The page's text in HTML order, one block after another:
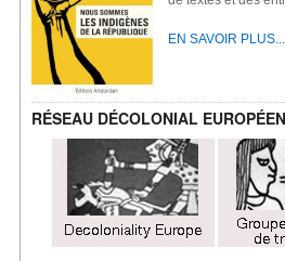
EN SAVOIR PLUS...
RÉSEAU DÉCOLONIAL EUROPÉEN